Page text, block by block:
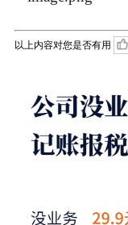
以上内容对您是否有用